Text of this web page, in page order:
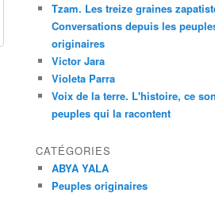
Tzam. Les treize graines
Conversations depuis les
originaires
Victor Jara
Violeta Parra
Voix de la terre. L'histoire, ce
peuples qui la racontent
CATÉGORIES
ABYA YALA
Peuples originaires